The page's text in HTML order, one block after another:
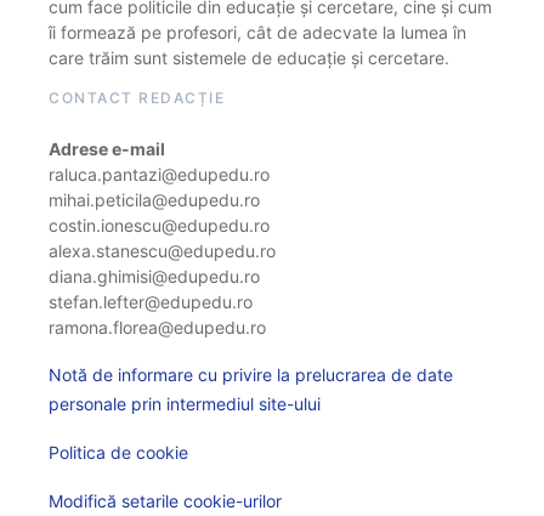
cum face politicile din educație și cercetare, cine și cum
îi formează pe profesori, cât de adecvate la lumea în
care trăim sunt sistemele de educație și cercetare.
CONTACT REDACȚIE
Adrese e-mail
raluca.pantazi@edupedu.ro
mihai.peticila@edupedu.ro
costin.ionescu@edupedu.ro
alexa.stanescu@edupedu.ro
diana.ghimisi@edupedu.ro
stefan.lefter@edupedu.ro
ramona.florea@edupedu.ro
Notă de informare cu privire la prelucrarea de date
personale prin intermediul site-ului
Politica de cookie
Modifică setarile cookie-urilor